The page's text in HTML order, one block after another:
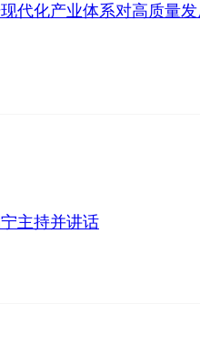
代化产业体系对高质量
主持并讲话